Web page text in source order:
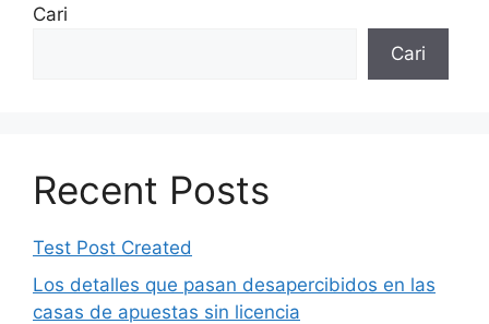
Cari
Cari
Recent Posts
Test Post Created
Los detalles que pasan desapercibidos en las
casas de apuestas sin licencia